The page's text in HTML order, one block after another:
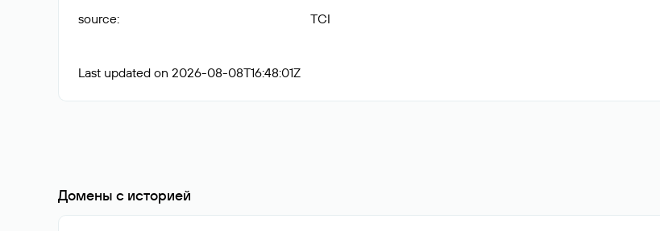
source: TCI
Last updated on 2026-08-08T16:48:01Z
Домены с историей